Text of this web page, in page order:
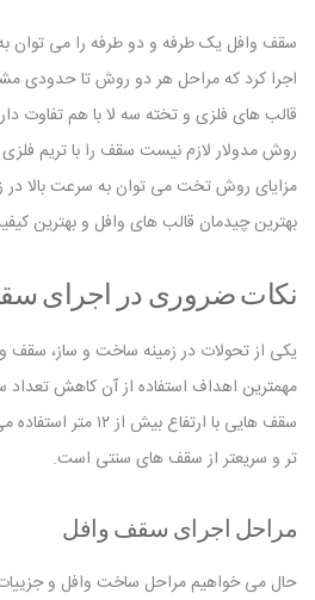
سقف وافل یک طرفه و دو طرفه را می توان
اجرا کرد که مراحل هر دو روش تا حدودی
قالب های فلزی و تخته سه لا با هم تفاوت
روش مدولار لازم نیست سقف را با تریم فلزی
مزایای روش تخت می توان به سرعت بالا در
بهترین چیدمان قالب های وافل و بهترین
نکات ضروری در اجرای
یکی از تحولات در زمینه ساخت و ساز، سقف
مهمترین اهداف استفاده از آن کاهش
سقف هایی با ارتفاع
تر و سریعتر از سقف های سنتی است.
مراحل اجرای سقف وافل
حال می خواهیم مراحل ساخت وافل و